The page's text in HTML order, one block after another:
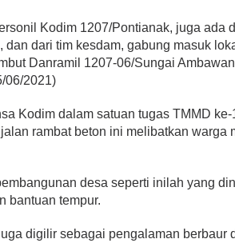
Kodim 1207/Pontianak, juga ada
dari tim kesdam, gabung masuk
Danramil 1207-06/Sungai
06/2021)
Kodim dalam satuan tugas TMMD ke-
rambat beton ini melibatkan warga
desa seperti inilah yang
bantuan tempur.
digilir sebagai pengalaman berbaur